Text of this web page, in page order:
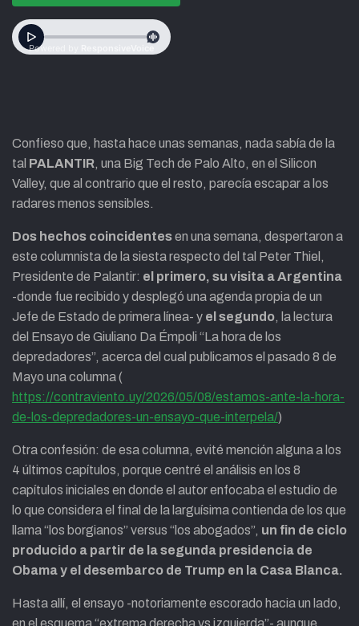
Confieso que, hasta hace unas semanas, nada sabía de la
tal PALANTIR, una Big Tech de Palo Alto, en el Silicon
Valley, que al contrario que el resto, parecía escapar a los
radares menos sensibles.
Dos hechos coincidentesen una semana, despertaron a
este columnista de la siesta respecto del tal Peter Thiel,
Presidente de Palantir: el primero, su visita a Argentina
-donde fue recibido y desplegó una agenda propia de un
Jefe de Estado de primera línea- y el segundo, la lectura
del Ensayo de Giuliano Da Émpoli “La hora de los
depredadores”, acerca del cual publicamos el pasado 8 de
Mayo una columna (
https://contraviento.uy/2026/05/08/estamos-ante-la-hora-
de-los-depredadores-un-ensayo-que-interpela/)
Otra confesión: de esa columna, evité mención alguna a los
4 últimos capítulos, porque centré el análisis en los 8
capítulos iniciales en donde el autor enfocaba el estudio de
lo que considera el final de la larguísima contienda de los que
llama “los borgianos” versus “los abogados”, un fin de ciclo
producido a partir de la segunda presidencia de
Obama y el desembarco de Trump en la Casa Blanca.
Hasta allí, el ensayo -notoriamente escorado hacia un lado,